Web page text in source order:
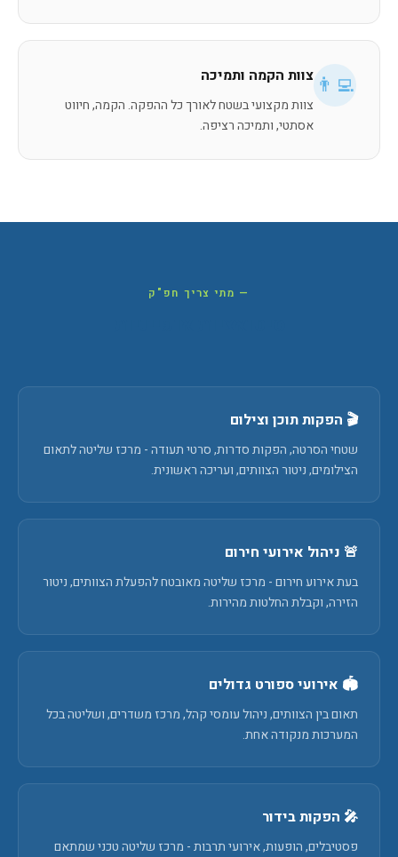
👨‍💻 צוות הקמה ותמיכה
צוות מקצועי בשטח לאורך כל ההפקה. הקמה, חיווט
אסתטי, ותמיכה רציפה.
— מתי צריך חפ"ק
🎬 הפקות תוכן וצילום
שטחי הסרטה, הפקות סדרות, סרטי תעודה - מרכז שליטה לתאום
הצילומים, ניטור הצוותים, ועריכה ראשונית.
🚨 ניהול אירועי חירום
בעת אירוע חירום - מרכז שליטה מאובטח להפעלת הצוותים, ניטור
הזירה, וקבלת החלטות מהירות.
🏟️ אירועי ספורט גדולים
תאום בין הצוותים, ניהול עומסי קהל, מרכז משדרים, ושליטה בכל
המערכות מנקודה אחת.
🎤 הפקות בידור
פסטיבלים, הופעות, אירועי תרבות - מרכז שליטה טכני שמתאם